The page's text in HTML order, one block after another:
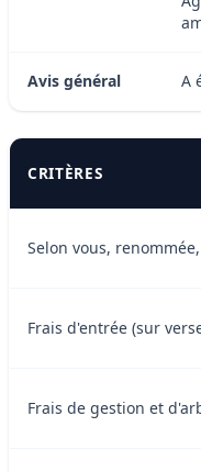
Avis général A
CRITÈRES
Selon vous,
Frais d'entrée (sur
Frais de gestion et